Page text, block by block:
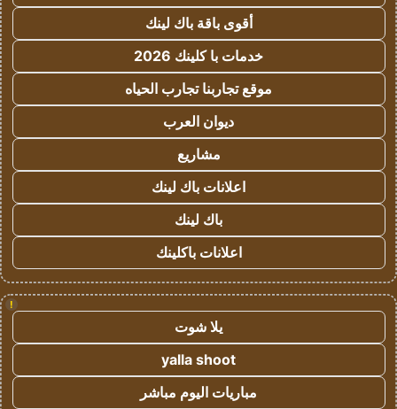
أقوى باقة باك لينك
خدمات با كلينك 2026
موقع تجاربنا تجارب الحياه
ديوان العرب
مشاريع
اعلانات باك لينك
باك لينك
اعلانات باكلينك
!
يلا شوت
yalla shoot
مباريات اليوم مباشر